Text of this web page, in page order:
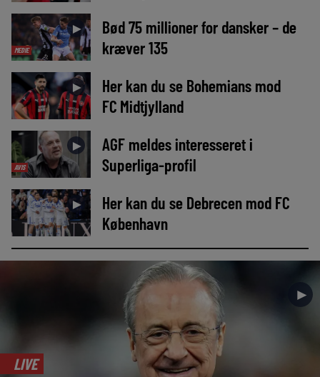
MEDIE
►
Bød 75 millioner for dansker – de
kræver 135
►
Her kan du se Bohemians mod
FC Midtjylland
AVIS
►
AGF meldes interesseret i
Superliga-profil
►
Her kan du se Debrecen mod FC
København
►
LIVE